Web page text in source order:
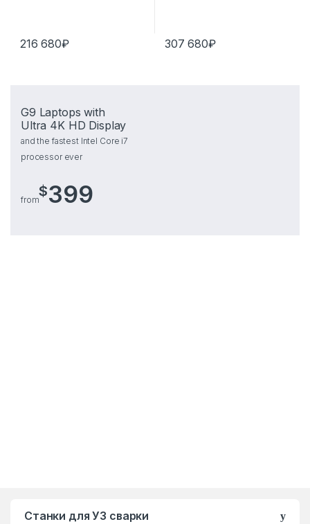
216 680₽ 307 680₽
G9 Laptops with
Ultra 4K HD Display
and the fastest Intel Core i7
processor ever
from
$399
Станки для УЗ сварки